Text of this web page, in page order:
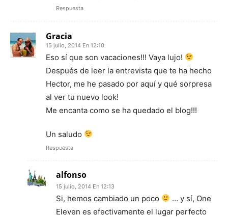
Respuesta
Gracia
15 julio, 2014 En 12:10
Eso sí que son vacaciones!!! Vaya lujo!
Después de leer la entrevista que te ha hecho
Hector, me he pasado por aquí y qué sorpresa
al ver tu nuevo look!
Me encanta como se ha quedado el blog!!!
Un saludo
Respuesta
alfonso
15 julio, 2014 En 12:13
Si, hemos cambiado un poco
… y sí, One
Eleven es efectivamente el lugar perfecto